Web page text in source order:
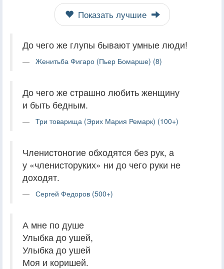
Показать лучшие
До чего же глупы бывают умные люди!
Женитьба Фигаро (Пьер Бомарше) (8)
До чего же страшно любить женщину
и быть бедным.
Три товарища (Эрих Мария Ремарк) (100+)
Членистоногие обходятся без рук, а
у «членисторуких» ни до чего руки не
доходят.
Сергей Федоров (500+)
А мне по душе
Улыбка до ушей,
Улыбка до ушей
Моя и коришей.